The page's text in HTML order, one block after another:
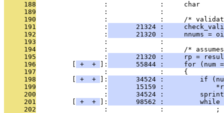
     188
:             :     char
     189
                 :             :
     190
:             :     /*
     191
                 :
21324 :
     192
                 :
21320 :     nnums =
     193
                 :             :
     194
:             :     /*
     195
                 :
21320 :     rp =
     196
+ + ]:
55844 :     for (num
     197
                 :             :     {
     198
+ + ]:
34524 :         if
     199
                 :
15159 :
     200
                 :
34524 :
     201
+ + ]:
98562 :         while
     202
                 :             :             ;